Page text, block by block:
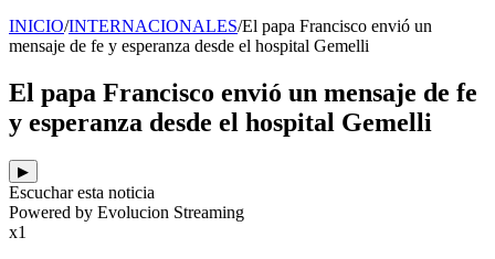
INICIO/INTERNACIONALES/El papa Francisco envió un
mensaje de fe y esperanza desde el hospital Gemelli
El papa Francisco envió un mensaje de fe
y esperanza desde el hospital Gemelli
▶
Escuchar esta noticia
Powered by Evolucion Streaming
x1